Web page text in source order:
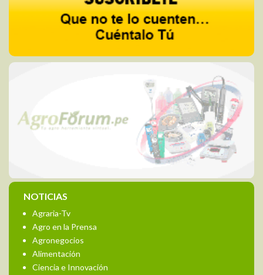
NOTICIAS
Agraria-Tv
Agro en la Prensa
Agronegocios
Alimentación
Ciencia e Innovación